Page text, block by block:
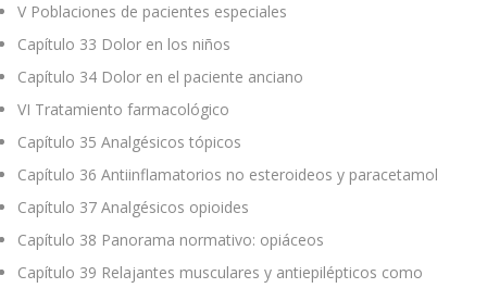
V Poblaciones de pacientes especiales
Capítulo 33 Dolor en los niños
Capítulo 34 Dolor en el paciente anciano
VI Tratamiento farmacológico
Capítulo 35 Analgésicos tópicos
Capítulo 36 Antiinflamatorios no esteroideos y paracetamol
Capítulo 37 Analgésicos opioides
Capítulo 38 Panorama normativo: opiáceos
Capítulo 39 Relajantes musculares y antiepilépticos como